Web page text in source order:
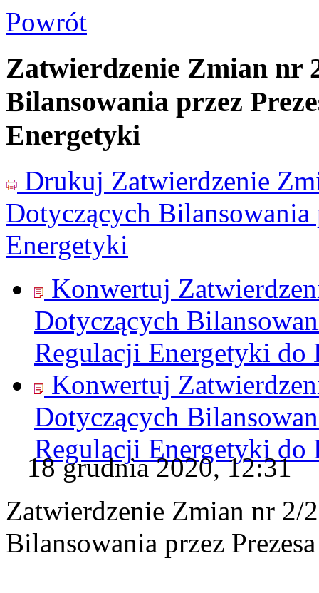
Powrót
Zatwierdzenie Zmian nr
Bilansowania przez
Energetyki
Drukuj Zatwierdzenie
Dotyczących Bilansowania
Energetyki
Konwertuj
Dotyczących
Regulacji Energetyki do
Konwertuj
Dotyczących
Regulacji Energetyki do
18 grudnia 2020, 12:31
Zatwierdzenie Zmian nr 2/
Bilansowania przez